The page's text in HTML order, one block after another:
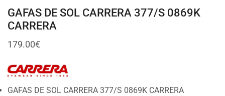
GAFAS DE SOL CARRERA 377/S 0869K
CARRERA
179.00€
GAFAS DE SOL CARRERA 377/S 0869K CARRERA